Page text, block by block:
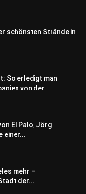
schönsten Strände in
So erledigt man
von der...
El Palo, Jörg
einer...
mehr –
der...